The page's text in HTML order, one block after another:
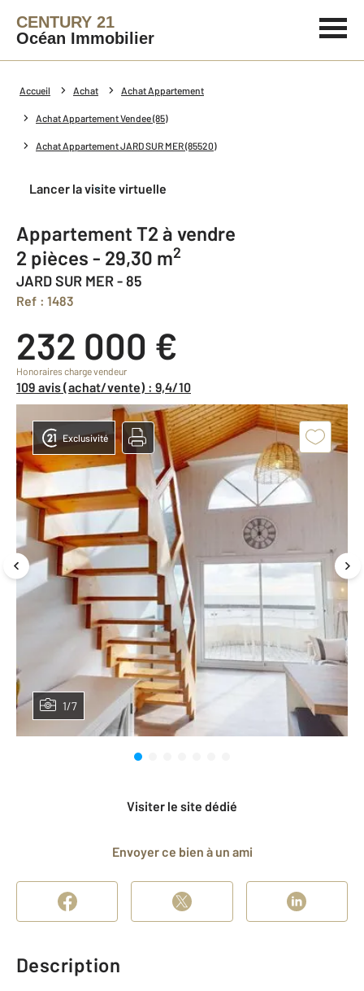
CENTURY 21
Océan Immobilier
Accueil Achat Achat Appartement
Achat Appartement Vendee (85)
Achat Appartement JARD SUR MER (85520)
Lancer la visite virtuelle
Appartement T2 à vendre
2 pièces - 29,30 m2
JARD SUR MER - 85
Ref : 1483
232 000 €
Honoraires charge vendeur
109 avis (achat/vente) : 9,4/10
1/7
Exclusivité
Visiter le site dédié
Envoyer ce bien à un ami
Description